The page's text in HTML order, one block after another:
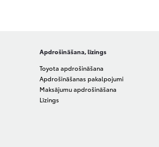
Apdrošināšana, līzings
Toyota apdrošināšana
Apdrošināšanas pakalpojumi
Maksājumu apdrošināšana
Līzings